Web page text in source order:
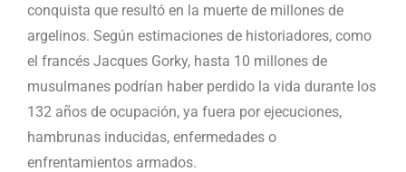
conquista que resultó en la muerte de millones de
argelinos. Según estimaciones de historiadores, como
el francés Jacques Gorky, hasta 10 millones de
musulmanes podrían haber perdido la vida durante los
132 años de ocupación, ya fuera por ejecuciones,
hambrunas inducidas, enfermedades o
enfrentamientos armados.